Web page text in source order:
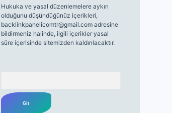
Hukuka ve yasal düzenlemelere aykırı
olduğunu düşündüğünüz içerikleri,
backlinkpanelicomtr@gmail.comadresine
bildirmeniz halinde, ilgili içerikler yasal
süre içerisinde sitemizden kaldırılacaktır.